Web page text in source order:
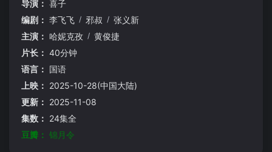
导演： 喜子
编剧： 李飞飞 / 邪叔 / 张义新
主演： 哈妮克孜 / 黄俊捷
片长： 40分钟
语言： 国语
上映： 2025-10-28(中国大陆)
更新： 2025-11-08
集数： 24集全
豆瓣： 锦月令